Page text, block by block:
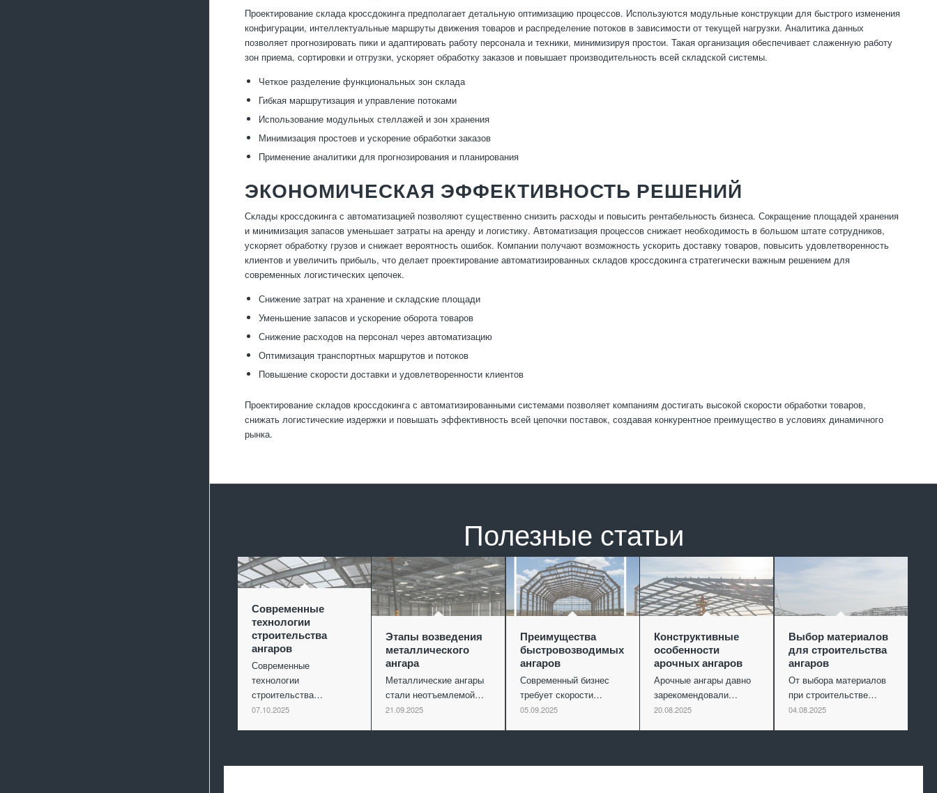
Проектирование склада кроссдокинга предполагает детальную оптимизацию процессов. Используются модульные конструкции для быстрого изменения
конфигурации, интеллектуальные маршруты движения товаров и распределение потоков в зависимости от текущей нагрузки. Аналитика данных
позволяет прогнозировать пики и адаптировать работу персонала и техники, минимизируя простои. Такая организация обеспечивает слаженную работу
зон приема, сортировки и отгрузки, ускоряет обработку заказов и повышает производительность всей складской системы.
Четкое разделение функциональных зон склада
Гибкая маршрутизация и управление потоками
Использование модульных стеллажей и зон хранения
Минимизация простоев и ускорение обработки заказов
Применение аналитики для прогнозирования и планирования
ЭКОНОМИЧЕСКАЯ ЭФФЕКТИВНОСТЬ РЕШЕНИЙ
Склады кроссдокинга с автоматизацией позволяют существенно снизить расходы и повысить рентабельность бизнеса. Сокращение площадей хранения
и минимизация запасов уменьшает затраты на аренду и логистику. Автоматизация процессов снижает необходимость в большом штате сотрудников,
ускоряет обработку грузов и снижает вероятность ошибок. Компании получают возможность ускорить доставку товаров, повысить удовлетворенность
клиентов и увеличить прибыль, что делает проектирование автоматизированных складов кроссдокинга стратегически важным решением для
современных логистических цепочек.
Снижение затрат на хранение и складские площади
Уменьшение запасов и ускорение оборота товаров
Снижение расходов на персонал через автоматизацию
Оптимизация транспортных маршрутов и потоков
Повышение скорости доставки и удовлетворенности клиентов
Проектирование складов кроссдокинга с автоматизированными системами позволяет компаниям достигать высокой скорости обработки товаров,
снижать логистические издержки и повышать эффективность всей цепочки поставок, создавая конкурентное преимущество в условиях динамичного
рынка.
Полезные статьи
Современные
технологии
строительства
ангаров
Современные
технологии
строительства…
07.10.2025
Этапы возведения
металлического
ангара
Металлические ангары
стали неотъемлемой…
21.09.2025
Преимущества
быстровозводимых
ангаров
Современный бизнес
требует скорости…
05.09.2025
Конструктивные
особенности
арочных ангаров
Арочные ангары давно
зарекомендовали…
20.08.2025
Выбор материалов
для строительства
ангаров
От выбора материалов
при строительстве…
04.08.2025